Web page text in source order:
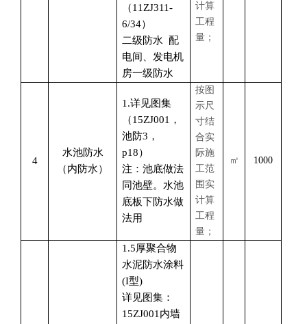
（11ZJ311-
6/34）
二级防水
配
电间、发电机
房一级防水
计算
工程
量；
4
水池防水
（内防水）
1.详见图集
（15ZJ001，
池防3，
p18）
注：池底做法
同池壁。水池
底板下防水做
法用
按图
示尺
寸结
合实
际施
工范
围实
计算
工程
量；
㎡ 1000
1.5厚聚合物
水泥防水涂料
(I型)
详见图集：
15ZJ001内墙